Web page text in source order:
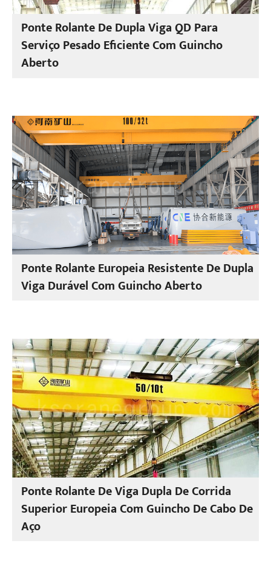
Ponte Rolante De Dupla Viga QD Para
Serviço Pesado Eficiente Com Guincho
Aberto
Ponte Rolante Europeia Resistente De Dupla
Viga Durável Com Guincho Aberto
Ponte Rolante De Viga Dupla De Corrida
Superior Europeia Com Guincho De Cabo De
Aço